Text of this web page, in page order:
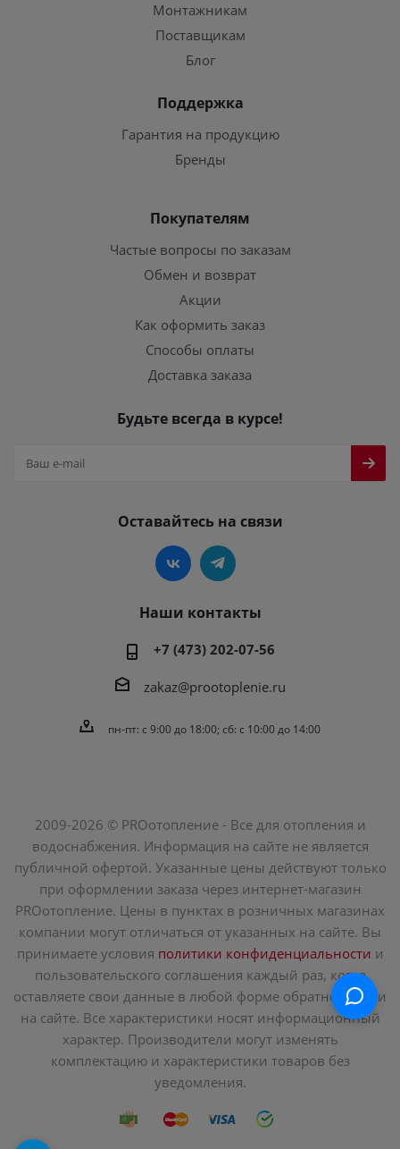
Монтажникам
Поставщикам
Блог
Поддержка
Гарантия на продукцию
Бренды
Покупателям
Частые вопросы по заказам
Обмен и возврат
Акции
Как оформить заказ
Способы оплаты
Доставка заказа
Будьте всегда в курсе!
Оставайтесь на связи
Наши контакты
+7 (473) 202-07-56
zakaz@prootoplenie.ru
пн-пт: c 9:00 до 18:00; сб: с 10:00 до 14:00
2009-2026 © PROотопление - Все для отопления и
водоснабжения. Информация на сайте не является
публичной офертой. Указанные цены действуют только
при оформлении заказа через интернет-магазин
PROотопление. Цены в пунктах в розничных магазинах
компании могут отличаться от указанных на сайте. Вы
принимаете условия политики конфиденциальности и
пользовательского соглашения каждый раз, когда
оставляете свои данные в любой форме обратной связи
на сайте. Все характеристики носят информационный
характер. Производители могут изменять
комплектацию и характеристики товаров без
уведомления.